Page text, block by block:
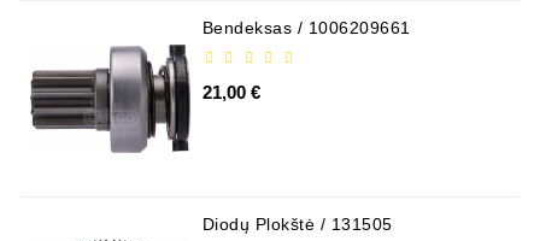
Bendeksas / 1006209661
21,00 €
Diodų Plokštė / 131505